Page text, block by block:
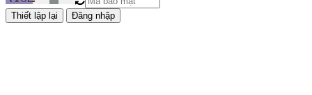
Đăng nhập